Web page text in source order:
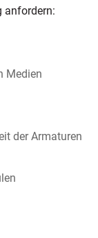
anfordern:
Medien
der Armaturen